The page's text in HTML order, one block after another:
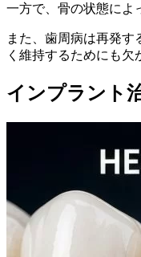
一方で、骨の状態によ
また、歯周病は再発
く維持するためにも欠
インプラント